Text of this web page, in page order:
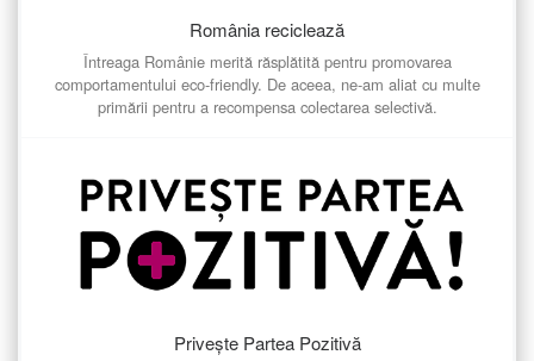
România reciclează
Întreaga Românie merită răsplătită pentru promovarea
comportamentului eco-friendly. De aceea, ne-am aliat cu multe
primării pentru a recompensa colectarea selectivă.
Privește Partea Pozitivă